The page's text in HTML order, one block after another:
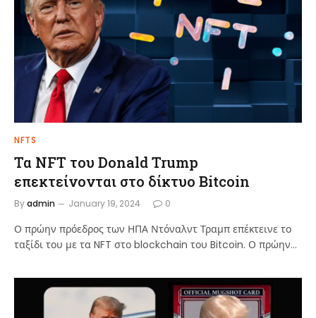
NFTS
Τα NFT του Donald Trump
επεκτείνονται στο δίκτυο Bitcoin
Byadmin January 19, 2024 0
Ο πρώην πρόεδρος των ΗΠΑ Ντόναλντ Τραμπ επέκτεινε το
ταξίδι του με τα NFT στο blockchain του Bitcoin. Ο πρώην…